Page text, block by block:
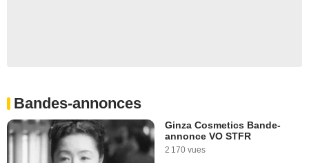
Bandes-annonces
Ginza Cosmetics Bande-
annonce VO STFR
2 170 vues